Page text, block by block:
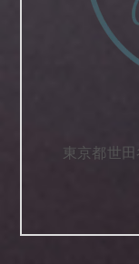
東京都世